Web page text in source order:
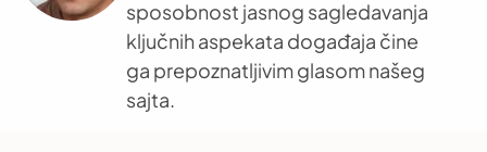
sposobnost jasnog sagledavanja
ključnih aspekata događaja čine
ga prepoznatljivim glasom našeg
sajta.